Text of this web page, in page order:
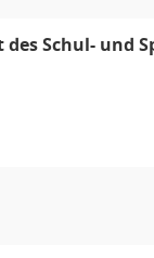
Schul- und